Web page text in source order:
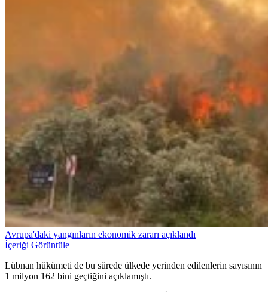
Avrupa'daki yangınların ekonomik zararı açıklandı
İçeriği Görüntüle
Lübnan hükümeti de bu sürede ülkede yerinden edilenlerin sayısının
1 milyon 162 bini geçtiğini açıklamıştı.